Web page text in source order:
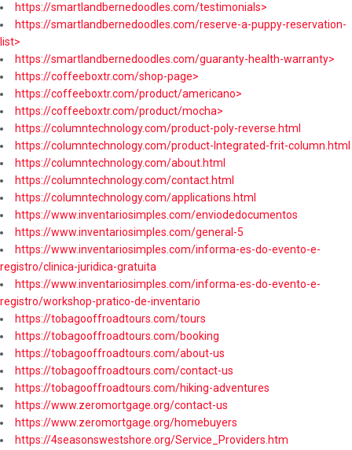
https://smartlandbernedoodles.com/testimonials>
https://smartlandbernedoodles.com/reserve-a-puppy-reservation-
list>
https://smartlandbernedoodles.com/guaranty-health-warranty>
https://coffeeboxtr.com/shop-page>
https://coffeeboxtr.com/product/americano>
https://coffeeboxtr.com/product/mocha>
https://columntechnology.com/product-poly-reverse.html
https://columntechnology.com/product-Integrated-frit-column.html
https://columntechnology.com/about.html
https://columntechnology.com/contact.html
https://columntechnology.com/applications.html
https://www.inventariosimples.com/enviodedocumentos
https://www.inventariosimples.com/general-5
https://www.inventariosimples.com/informa-es-do-evento-e-
registro/clinica-juridica-gratuita
https://www.inventariosimples.com/informa-es-do-evento-e-
registro/workshop-pratico-de-inventario
https://tobagooffroadtours.com/tours
https://tobagooffroadtours.com/booking
https://tobagooffroadtours.com/about-us
https://tobagooffroadtours.com/contact-us
https://tobagooffroadtours.com/hiking-adventures
https://www.zeromortgage.org/contact-us
https://www.zeromortgage.org/homebuyers
https://4seasonswestshore.org/Service_Providers.htm